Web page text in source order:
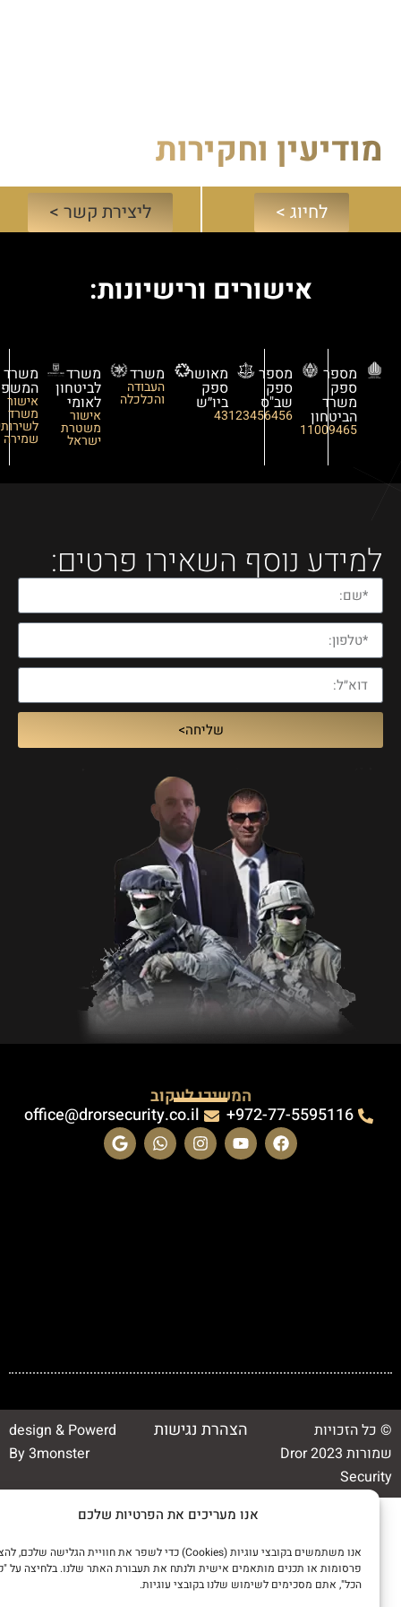
אנו מעריכים את הפרטיות שלכם
אנו משתמשים בקובצי עוגיות (Cookies) כדי לשפר את חוויית הגלישה שלכם, להציג
פרסומות או תכנים מותאמים אישית ולנתח את תעבורת האתר שלנו. בלחיצה על "קבלו
הכל", אתם מסכימים לשימוש שלנו בקובצי עוגיות.
וחקירות
לחיוג > ליצירת קשר >
אישורים ורישיונות:
מספר
ספק
משרד
הביטחון
11009465
מספר
ספק
שב"ס
43123456456
מאושר
ספק
ביו״ש
משרד
העבודה
והכלכלה
משרד
לביטחון
לאומי
אישור
משטרת
ישראל
משרד
המשפטים
אישור
משרד
לשירותי
שמירה
נוסף השאירו פרטים:
שליחה>
המשיכו לעקוב
972-77-5595116+
office@drorsecurity.co.il
הזכויות
שמורות 2023 Dror
הצהרת נגישות
design & Powerd
By 3monster